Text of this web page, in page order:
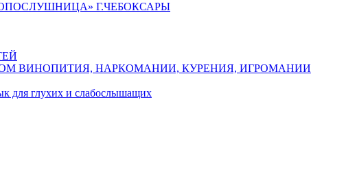
Г.ЧЕБОКСАРЫ
ВИНОПИТИЯ, НАРКОМАНИИ, КУРЕНИЯ, ИГРОМАНИИ
для глухих и слабослышащих